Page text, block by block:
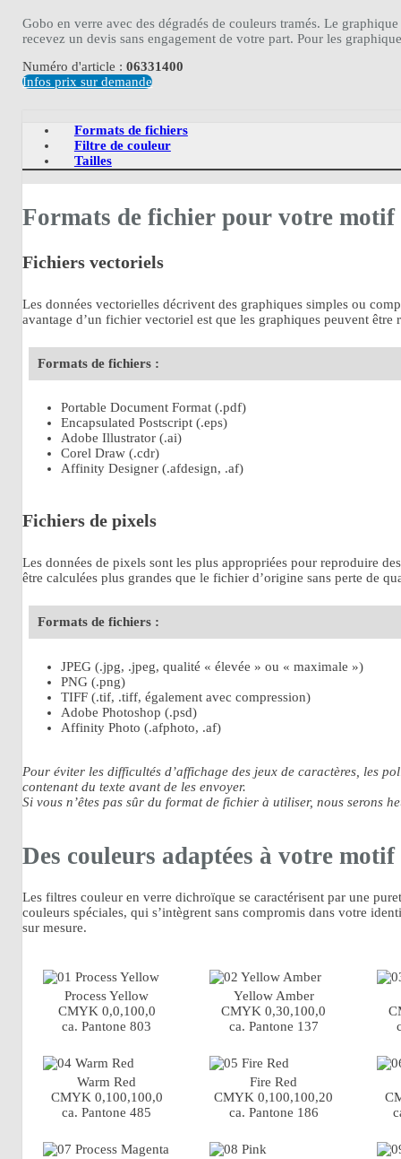
Gobo en verre avec des dégradés de couleurs tramés. Le
recevez un devis sans engagement de votre part. Pour les
Numéro d'article :06331400
Infos prix sur demande
Formats de fichiers
Filtre de couleur
Tailles
Formats de fichier pour votre
Fichiers vectoriels
Les données vectorielles décrivent des graphiques simples ou
avantage d’un fichier vectoriel est que les graphiques peuvent
Formats de fichiers :
Portable Document Format (.pdf)
Encapsulated Postscript (.eps)
Adobe Illustrator (.ai)
Corel Draw (.cdr)
Affinity Designer (.afdesign, .af)
Fichiers de pixels
Les données de pixels sont les plus appropriées pour reproduire
être calculées plus grandes que le fichier d’origine sans perte de
Formats de fichiers :
JPEG (.jpg, .jpeg, qualité « élevée » ou « maximale »)
PNG (.png)
TIFF (.tif, .tiff, également avec compression)
Adobe Photoshop (.psd)
Affinity Photo (.afphoto, .af)
Pour éviter les difficultés d’affichage des jeux de caractères, les
contenant du texte avant de les envoyer.
Si vous n’êtes pas sûr du format de fichier à utiliser, nous serons
Des couleurs adaptées à votre
Les filtres couleur en verre dichroïque se caractérisent par une
couleurs spéciales, qui s’intègrent sans compromis dans votre
sur mesure.
Process Yellow
CMYK 0,0,100,0
ca. Pantone 803
Yellow Amber
CMYK 0,30,100,0
ca. Pantone 137
Warm Red
CMYK 0,100,100,0
ca. Pantone 485
Fire Red
CMYK 0,100,100,20
ca. Pantone 186